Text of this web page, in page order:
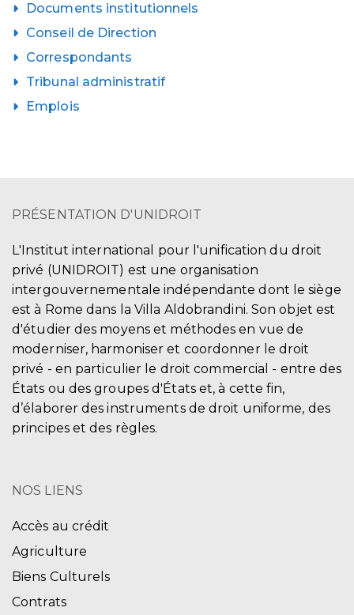
Documents institutionnels
Conseil de Direction
Correspondants
Tribunal administratif
Emplois
PRÉSENTATION D'UNIDROIT
L'Institut international pour l'unification du droit
privé (UNIDROIT) est une organisation
intergouvernementale indépendante dont le siège
est à Rome dans la Villa Aldobrandini. Son objet est
d'étudier des moyens et méthodes en vue de
moderniser, harmoniser et coordonner le droit
privé - en particulier le droit commercial - entre des
États ou des groupes d'États et, à cette fin,
d’élaborer des instruments de droit uniforme, des
principes et des règles.
NOS LIENS
Accès au crédit
Agriculture
Biens Culturels
Contrats